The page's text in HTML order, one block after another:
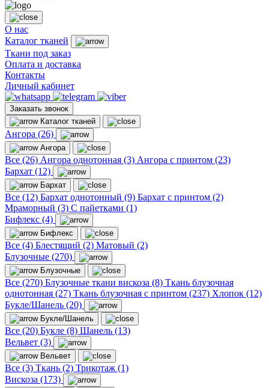
О нас
Каталог тканей
Ткани под заказ
Оплата и доставка
Контакты
Личный кабинет
Заказать звонок
Каталог тканей
Ангора (26)
Ангора
Все (26) Ангора однотонная (3) Ангора с принтом (23)
Бархат (12)
Бархат
Все (12) Бархат однотонный (9) Бархат с принтом (2)
Мраморный (3) С пайетками (1)
Бифлекс (4)
Бифлекс
Все (4) Блестящий (2) Матовый (2)
Блузочные (270)
Блузочные
Все (270) Блузочные ткани вискоза (8) Ткань блузочная
однотонная (27) Ткань блузочная с принтом (237) Хлопок (12)
Букле/Шанель (20)
Букле/Шанель
Все (20) Букле (8) Шанель (13)
Вельвет (3)
Вельвет
Все (3) Ткань (2) Трикотаж (1)
Вискоза (173)